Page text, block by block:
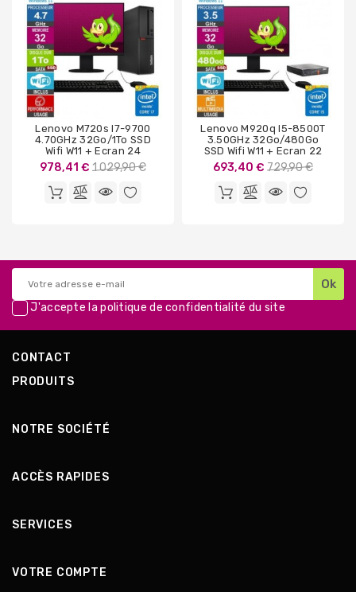
Lenovo M720s I7-9700
4.70GHz 32Go/1To SSD
Wifi W11 + Ecran 24
978,41 € Prix
base
1 029,90 €
Lenovo M920q I5-8500T
3.50GHz 32Go/480Go
SSD Wifi W11 + Ecran 22
693,40 € Prix
base
729,90 €
J'accepte lapolitique de confidentialité du site
CONTACT
PRODUITS
NOTRE SOCIÉTÉ
ACCÈS RAPIDES
SERVICES
VOTRE COMPTE